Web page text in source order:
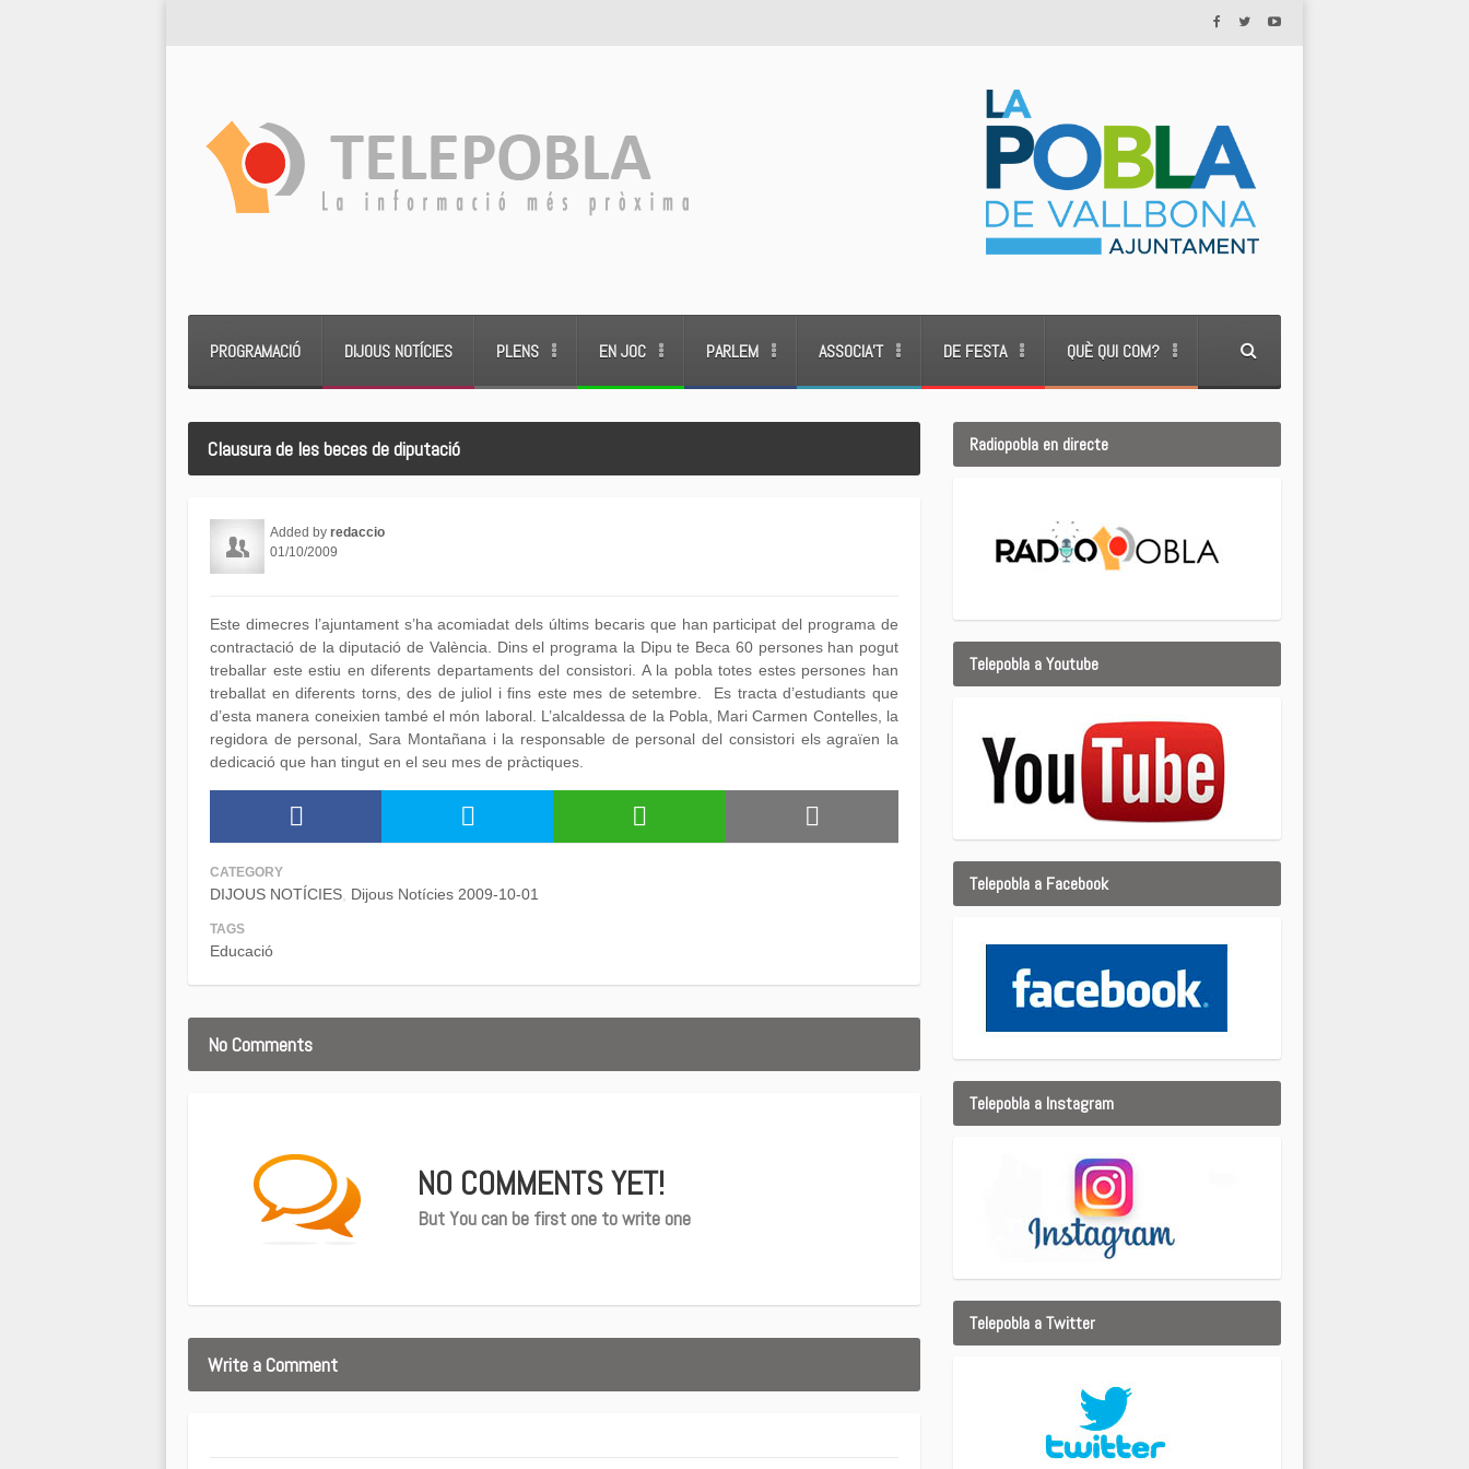
PROGRAMACIÓ DIJOUS NOTÍCIES PLENS EN JOC PARLEM ASSOCIA’T DE FESTA QUÈ QUI COM?
Clausura de les beces de diputació
Added by redaccio
01/10/2009
Este dimecres l’ajuntament s’ha acomiadat dels últims becaris que han participat del programa de
contractació de la diputació de València. Dins el programa la Dipu te Beca 60 persones han pogut
treballar este estiu en diferents departaments del consistori. A la pobla totes estes persones han
treballat en diferents torns, des de juliol i fins este mes de setembre. Es tracta d’estudiants que
d’esta manera coneixien també el món laboral. L’alcaldessa de la Pobla, Mari Carmen Contelles, la
regidora de personal, Sara Montañana i la responsable de personal del consistori els agraïen la
dedicació que han tingut en el seu mes de pràctiques.
CATEGORY
DIJOUS NOTÍCIES Dijous Notícies 2009-10-01
TAGS
Educació
No Comments
NO COMMENTS YET!
But You can be first one to write one
Write a Comment
Radiopobla en directe
Telepobla a Youtube
Telepobla a Facebook
Telepobla a Instagram
Telepobla a Twitter